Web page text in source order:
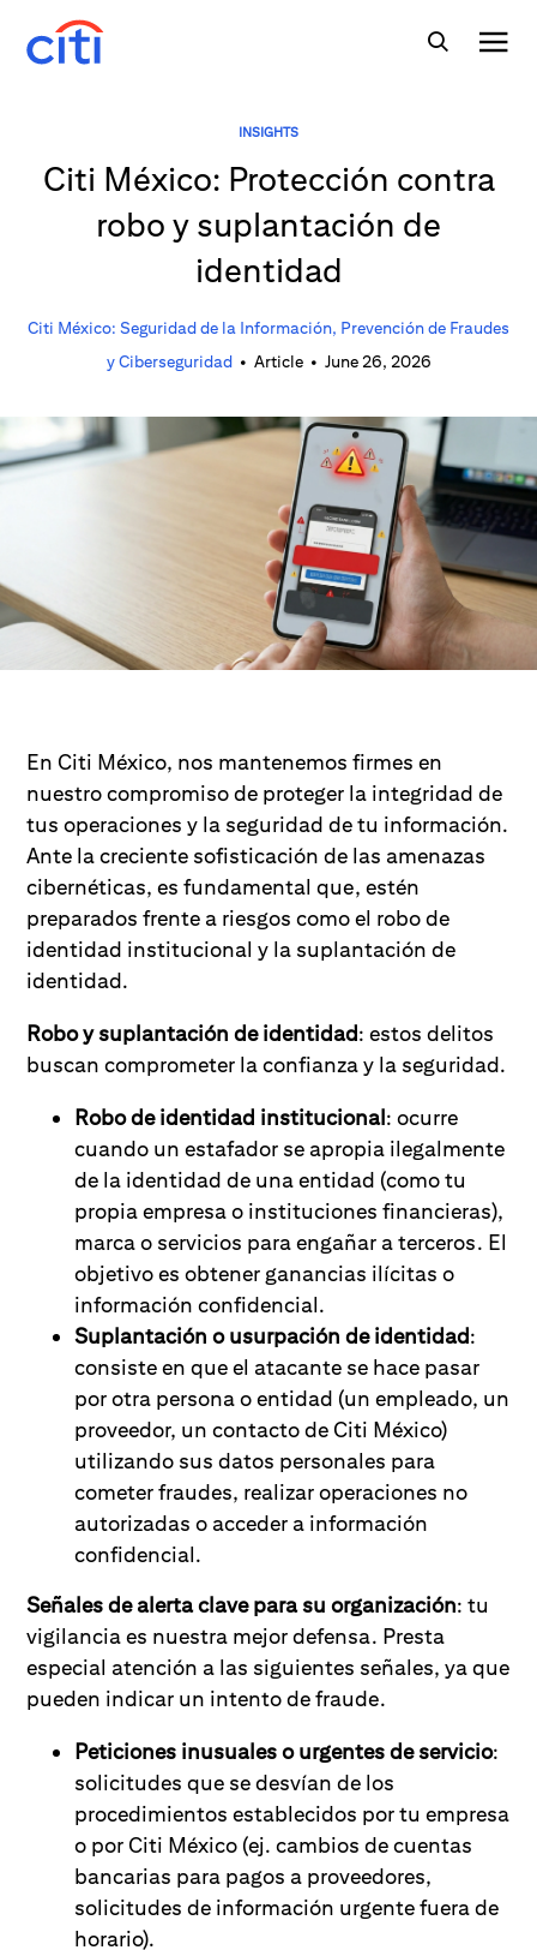
INSIGHTS
Citi México: Protección contra
robo y suplantación de
identidad
Citi México: Seguridad de la Información, Prevención de Fraudes
y Ciberseguridad• Article• June 26, 2026
En Citi México, nos mantenemos firmes en
nuestro compromiso de proteger la integridad de
tus operaciones y la seguridad de tu información.
Ante la creciente sofisticación de las amenazas
cibernéticas, es fundamental que, estén
preparados frente a riesgos como el robo de
identidad institucional y la suplantación de
identidad.
Robo y suplantación de identidad: estos delitos
buscan comprometer la confianza y la seguridad.
Robo de identidad institucional: ocurre
cuando un estafador se apropia ilegalmente
de la identidad de una entidad (como tu
propia empresa o instituciones financieras),
marca o servicios para engañar a terceros. El
objetivo es obtener ganancias ilícitas o
información confidencial.
Suplantación o usurpación de identidad:
consiste en que el atacante se hace pasar
por otra persona o entidad (un empleado, un
proveedor, un contacto de Citi México)
utilizando sus datos personales para
cometer fraudes, realizar operaciones no
autorizadas o acceder a información
confidencial.
Señales de alerta clave para su organización: tu
vigilancia es nuestra mejor defensa. Presta
especial atención a las siguientes señales, ya que
pueden indicar un intento de fraude.
Peticiones inusuales o urgentes de servicio:
solicitudes que se desvían de los
procedimientos establecidos por tu empresa
o por Citi México (ej. cambios de cuentas
bancarias para pagos a proveedores,
solicitudes de información urgente fuera de
horario).